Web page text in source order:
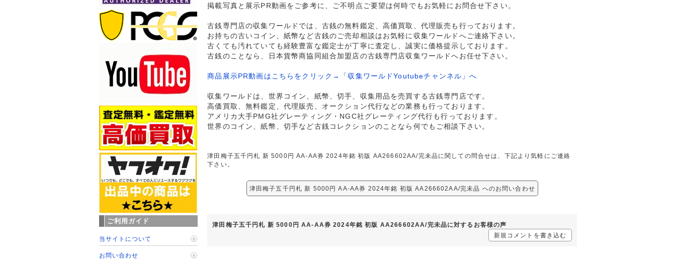
掲載写真と展示PR動画をご参考に、ご不明点ご要望は何時でもお気軽にお問合せ下さい。
古銭専門店の収集ワールドでは、古銭の無料鑑定、高価買取、代理販売も行っております。
お持ちの古いコイン、紙幣など古銭のご売却相談はお気軽に収集ワールドへご連絡下さい。
古くても汚れていても経験豊富な鑑定士が丁寧に査定し、誠実に価格提示しております。
古銭のことなら、日本貨幣商協同組合加盟店の古銭専門店収集ワールドへお任せ下さい。
商品展示PR動画はこちらをクリック→「収集ワールドYoutubeチャンネル」へ
収集ワールドは、世界コイン、紙幣、切手、収集用品を売買する古銭専門店です。
高価買取、無料鑑定、代理販売、オークション代行などの業務も行っております。
アメリカ大手PMG社グレーティング・NGC社グレーティング代行も行っております。
世界のコイン、紙幣、切手など古銭コレクションのことなら何でもご相談下さい。
津田梅子五千円札 新 5000円 AA-AA券 2024年銘 初版 AA266602AA/完未品に関しての問合せは、下記より気軽にご連絡
下さい。
津田梅子五千円札 新 5000円 AA-AA券 2024年銘 初版 AA266602AA/完未品 へのお問い合わせ
津田梅子五千円札 新 5000円 AA-AA券 2024年銘 初版 AA266602AA/完未品に対するお客様の声
新規コメントを書き込む
ご利用ガイド
当サイトについて
お問い合わせ